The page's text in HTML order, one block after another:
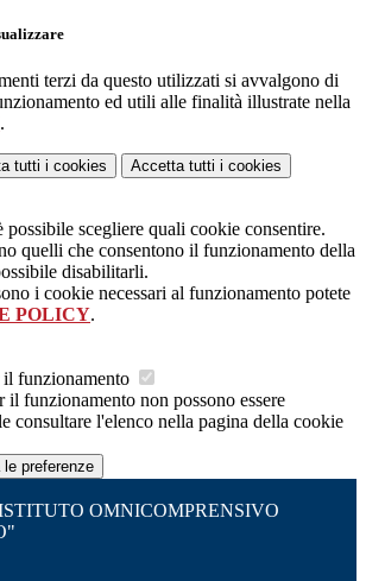
terzi da questo utilizzati si avvalgono di
ed utili alle finalità illustrate nella
.
tutti i cookies Accetta tutti i cookies
possibile scegliere quali cookie consentire.
quelli che consentono il funzionamento della
disabilitarli.
i cookie necessari al funzionamento potete
POLICY.
il funzionamento
il funzionamento non possono essere
consultare l'elenco nella pagina della cookie
le preferenze
OMNICOMPRENSIVO